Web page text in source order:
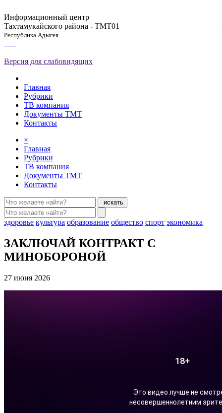
Информационный центр
Тахтамукайского района - ТМТ01
Республика Адыгея
Версия для слабовидящих
Главная
Рубрики
ТВ компания
Документы ТМТ
Контакты
×
Главная
Рубрики
ТВ компания
Документы ТМТ
Контакты
искать
здоровье культура образование общество спорт экономика
ЗАКЛЮЧАЙ КОНТРАКТ С
МИНОБОРОНОЙ
27 июня 2026